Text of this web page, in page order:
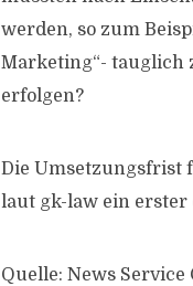
werden, so zum
Marketing“- tauglich
erfolgen?
Die Umsetzungsfrist
laut gk-law ein
Quelle: News